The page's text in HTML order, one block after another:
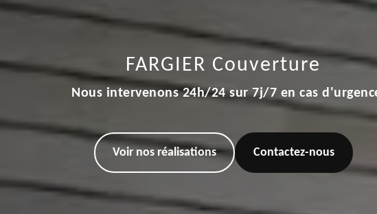
FARGIER Couverture
Nous intervenons 24h/24 sur 7j/7 en cas
Voir nos réalisations Contactez-nous